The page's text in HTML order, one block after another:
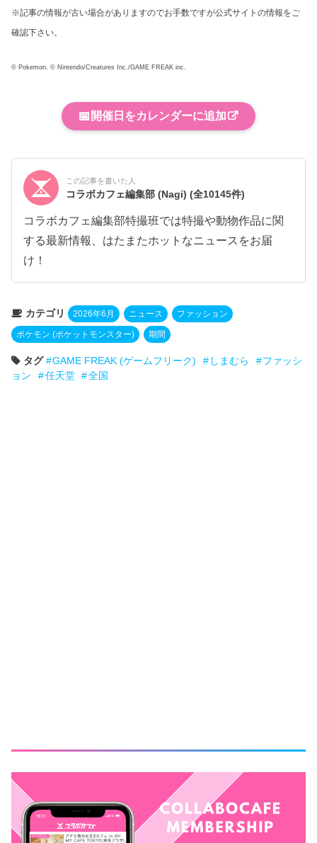
※記事の情報が古い場合がありますのでお手数ですが公式サイトの情報をご
確認下さい。
© Pokemon. © Nintendo/Creatures Inc./GAME FREAK inc.
📅 開催日をカレンダーに追加
この記事を書いた人
コラボカフェ編集部 (Nagi)(全10145件)
コラボカフェ編集部特撮班では特撮や動物作品に関
する最新情報、はたまたホットなニュースをお届
け！
カテゴリ 2026年6月 ニュース ファッション
ポケモン (ポケットモンスター) 期間
タグ GAME FREAK (ゲームフリーク) しまむら
ファッシ
ョン
任天堂 全国